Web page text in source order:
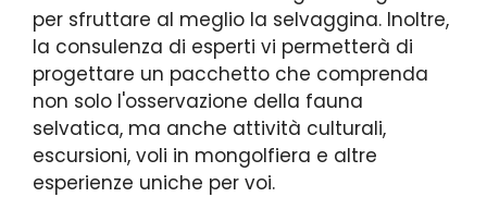
per sfruttare al meglio la selvaggina. Inoltre,
la consulenza di esperti vi permetterà di
progettare un pacchetto che comprenda
non solo l'osservazione della fauna
selvatica, ma anche attività culturali,
escursioni, voli in mongolfiera e altre
esperienze uniche per voi.